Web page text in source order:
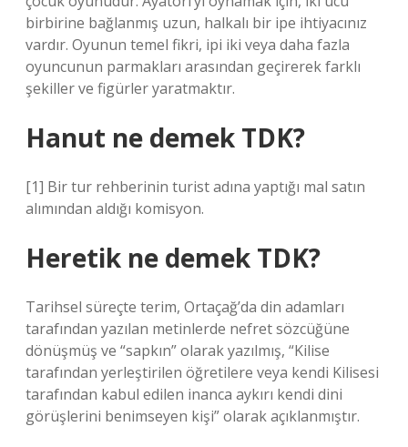
birbirine bağlanmış uzun, halkalı bir ipe ihtiyacınız
vardır. Oyunun temel fikri, ipi iki veya daha fazla
oyuncunun parmakları arasından geçirerek farklı
şekiller ve figürler yaratmaktır.
Hanut ne demek TDK?
[1] Bir tur rehberinin turist adına yaptığı mal satın
alımından aldığı komisyon.
Heretik ne demek TDK?
Tarihsel süreçte terim, Ortaçağ’da din adamları
tarafından yazılan metinlerde nefret sözcüğüne
dönüşmüş ve “sapkın” olarak yazılmış, “Kilise
tarafından yerleştirilen öğretilere veya kendi Kilisesi
tarafından kabul edilen inanca aykırı kendi dini
görüşlerini benimseyen kişi” olarak açıklanmıştır.